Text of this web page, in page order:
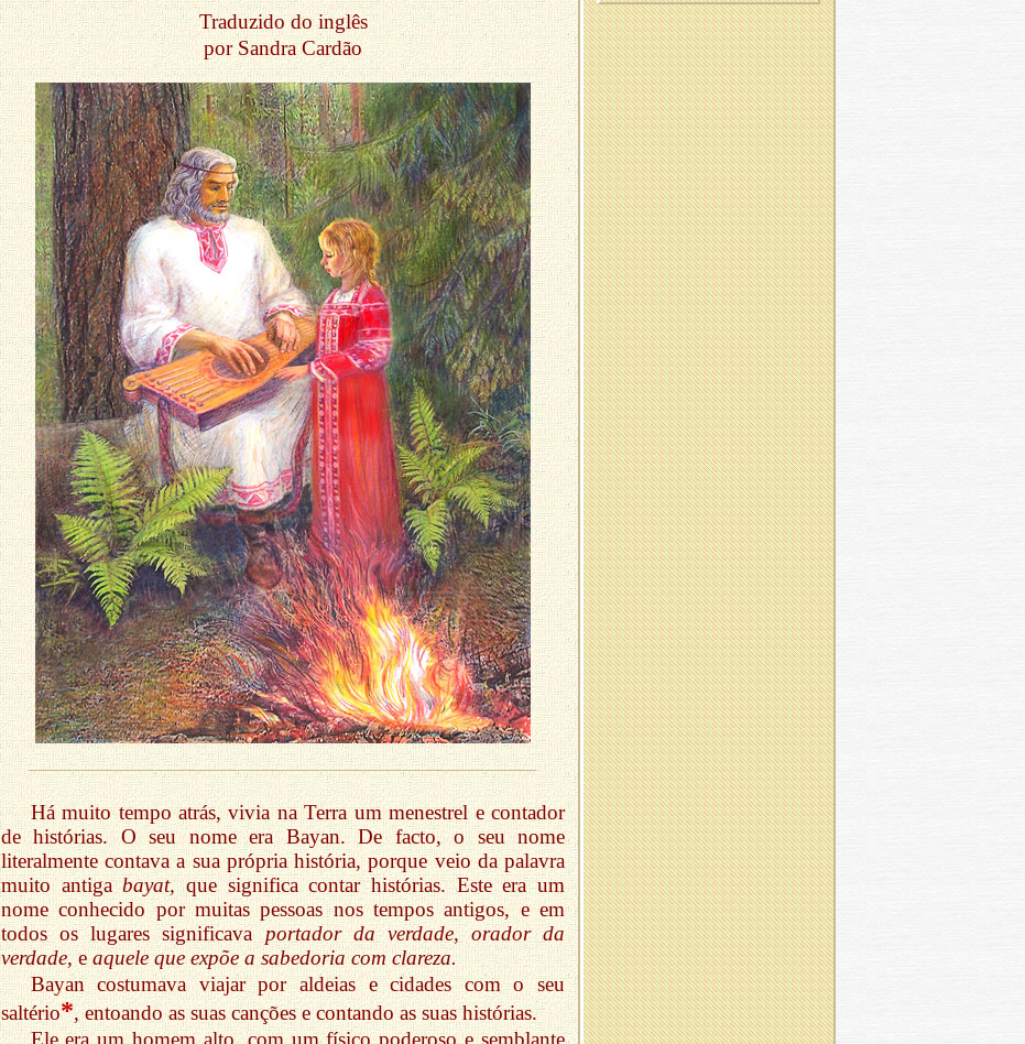
Traduzido do inglês
por Sandra Cardão
Há muito tempo atrás, vivia na Terra um menestrel e contador
de histórias. O seu nome era Bayan. De facto, o seu nome
literalmente contava a sua própria história, porque veio da palavra
muito antigabayat,que significa contar histórias. Este era um
nome conhecido por muitas pessoas nos tempos antigos, e em
todos os lugares significava portador da verdade,orador da
verdade, eaquele que expõe a sabedoria com clareza.
Bayan costumava viajar por aldeias e cidades com o seu
saltério*, entoando as suas canções e contando as suas histórias.
Ele era um homem alto, com um físico poderoso e semblante